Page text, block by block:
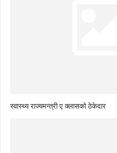
स्वास्थ्य राज्यमन्त्री ए क्लासको ठेकेदार